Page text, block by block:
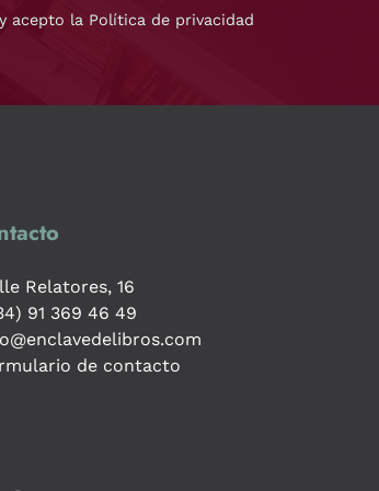
acepto la Política de privacidad
Relatores, 16
91 369 46 49
de contacto